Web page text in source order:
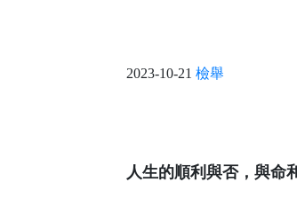
2023-10-21 檢舉
人生的順利與否，與命